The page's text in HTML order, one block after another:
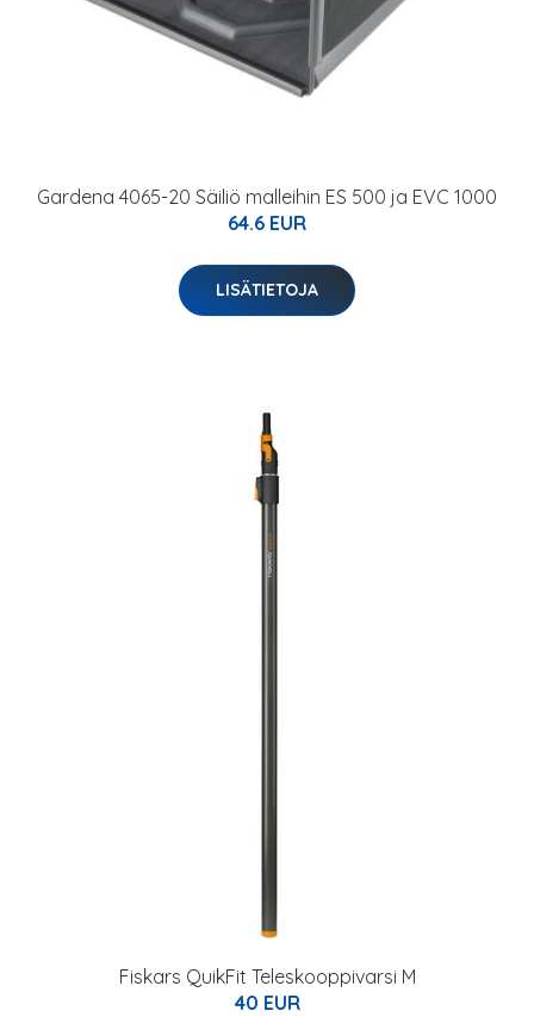
Gardena 4065-20 Säiliö malleihin ES 500 ja EVC 1000
64.6 EUR
LISÄTIETOJA
Fiskars QuikFit Teleskooppivarsi M
40 EUR